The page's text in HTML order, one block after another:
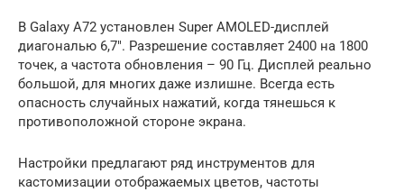
В Galaxy A72 установлен Super AMOLED-дисплей
диагональю 6,7″. Разрешение составляет 2400 на 1800
точек, а частота обновления – 90 Гц. Дисплей реально
большой, для многих даже излишне. Всегда есть
опасность случайных нажатий, когда тянешься к
противоположной стороне экрана.
Настройки предлагают ряд инструментов для
кастомизации отображаемых цветов, частоты